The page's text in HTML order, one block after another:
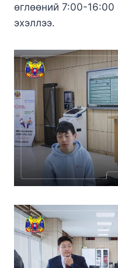
өглөөний 7:00-
эхэллээ.